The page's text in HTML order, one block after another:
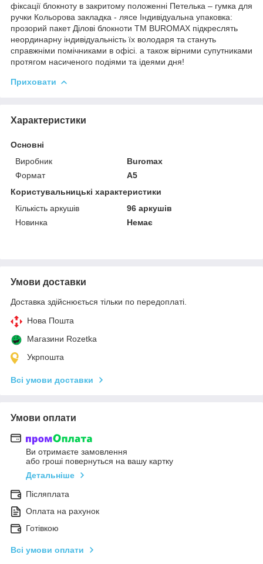
фіксації блокноту в закритому положенні Петелька – гумка для
ручки Кольорова закладка - лясе Індивідуальна упаковка:
прозорий пакет Ділові блокноти ТМ BUROMAX підкреслять
неординарну індивідуальність їх володаря та стануть
справжніми помічниками в офісі. а також вірними супутниками
протягом насиченого подіями та ідеями дня!
Приховати
Характеристики
Основні
Виробник
Buromax
Формат
A5
Користувальницькі характеристики
Кількість аркушів
96 аркушів
Новинка
Немає
Умови доставки
Доставка здійснюється тільки по передоплаті.
Нова Пошта
Магазини Rozetka
Укрпошта
Всі умови доставки
Умови оплати
Ви отримаєте замовлення
або гроші повернуться на вашу картку
Детальніше
Післяплата
Оплата на рахунок
Готівкою
Всі умови оплати